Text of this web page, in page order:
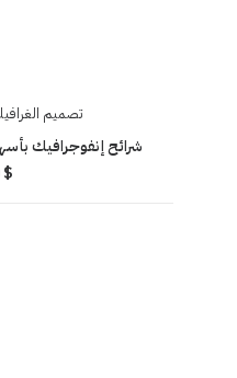
تصميم
شرائح إنفوجرافيك
$